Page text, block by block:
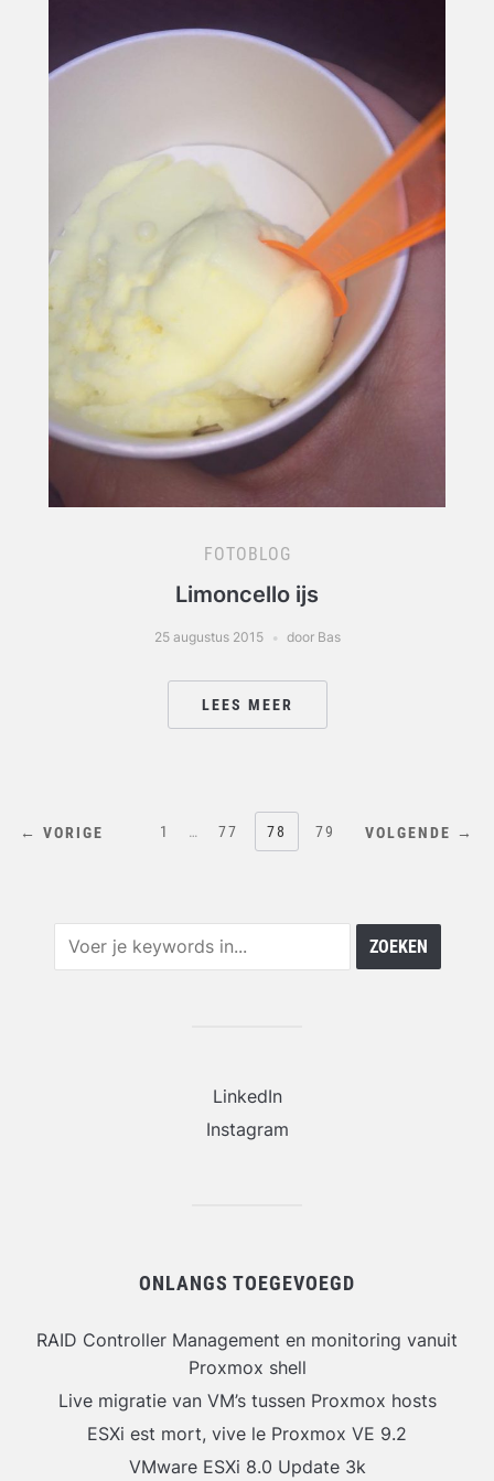
FOTOBLOG
Limoncello ijs
25 augustus 2015 door Bas
LEES MEER
BERICHTEN
← VORIGE 1 … 77 78 79 VOLGENDE →
LinkedIn
Instagram
ONLANGS TOEGEVOEGD
RAID Controller Management en monitoring vanuit
Proxmox shell
Live migratie van VM’s tussen Proxmox hosts
ESXi est mort, vive le Proxmox VE 9.2
VMware ESXi 8.0 Update 3k